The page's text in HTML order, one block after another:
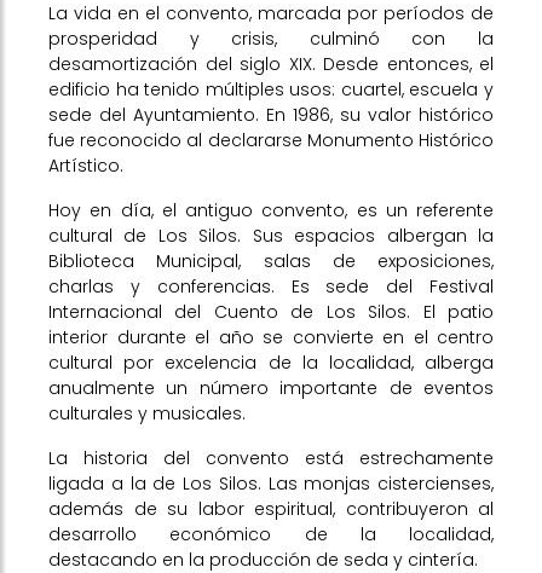
La vida en el convento, marcada por períodos de
prosperidad y crisis, culminó con la
desamortización del siglo XIX. Desde entonces, el
edificio ha tenido múltiples usos: cuartel, escuela y
sede del Ayuntamiento. En 1986, su valor histórico
fue reconocido al declararse Monumento Histórico
Artístico.
Hoy en día, el antiguo convento, es un referente
cultural de Los Silos. Sus espacios albergan la
Biblioteca Municipal, salas de exposiciones,
charlas y conferencias. Es sede del Festival
Internacional del Cuento de Los Silos. El patio
interior durante el año se convierte en el centro
cultural por excelencia de la localidad, alberga
anualmente un número importante de eventos
culturales y musicales.
La historia del convento está estrechamente
ligada a la de Los Silos. Las monjas cistercienses,
además de su labor espiritual, contribuyeron al
desarrollo económico de la localidad,
destacando en la producción de seda y cintería.